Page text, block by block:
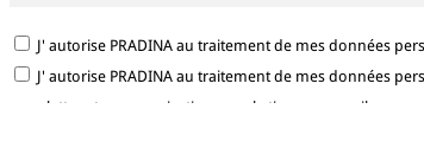
J' autorise PRADINA au traitement de mes données
J' autorise PRADINA au traitement de mes données
newsletter et communications marketing par e-mail.